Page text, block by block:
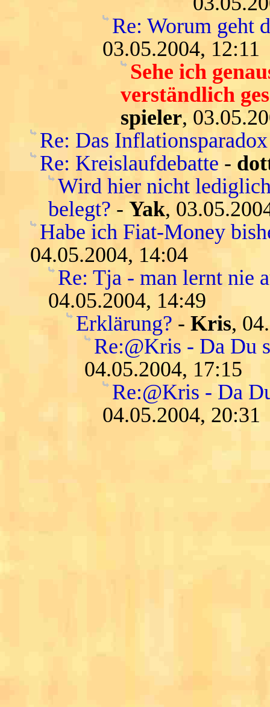
Re: Worum geht
03.05.2004, 12:11
Sehe ich
verständlich
spieler,
Re: Das Inflationsparadox
Re: Kreislaufdebatte -
Wird hier nicht
belegt? - Yak,
Habe ich Fiat-Money
04.05.2004, 14:04
Re: Tja - man lernt nie
04.05.2004, 14:49
Erklärung? - Kris,
Re:@Kris - Da Du
04.05.2004, 17:15
Re:@Kris - Da
04.05.2004, 20:31